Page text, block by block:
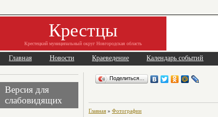
Крестцы
Крестецкий муниципальный округ Новгородская область
Главная Новости Краеведение Календарь событий
Версия для
слабовидящих
Поделиться…
Главная » Фотографии